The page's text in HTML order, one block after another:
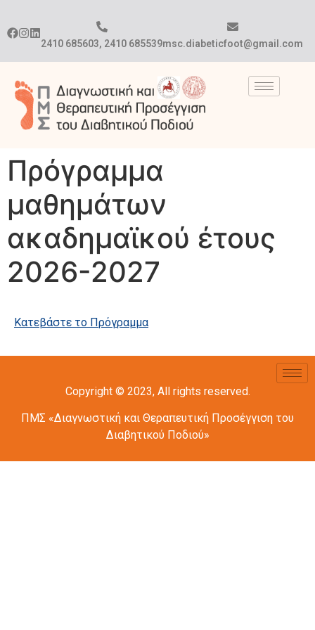
2410 685603, 2410 685539msc.diabeticfoot@gmail.com
Πρόγραμμα
μαθημάτων
ακαδημαϊκού έτους
2026-2027
Κατεβάστε το Πρόγραμμα
Copyright © 2023, All rights reserved.
ΠΜΣ «Διαγνωστική και Θεραπευτική Προσέγγιση του
Διαβητικού Ποδιού»